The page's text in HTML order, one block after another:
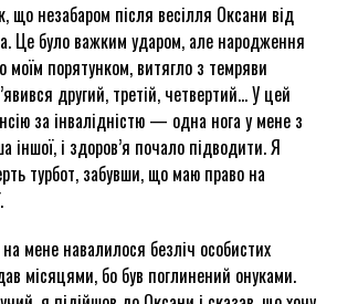
що незабаром після весілля Оксани від
Це було важким ударом, але народження
моїм порятунком, витягло з темряви
другий, третій, четвертий… У цей
за інвалідністю — одна нога у мене з
іншої, і здоров’я почало підводити. Я
турбот, забувши, що маю право на
мене навалилося безліч особистих
місяцями, бо був поглинений онуками.